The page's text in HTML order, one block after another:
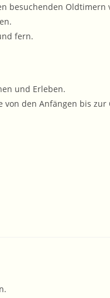
besuchenden
fern.
und Erleben.
den Anfängen bis zur